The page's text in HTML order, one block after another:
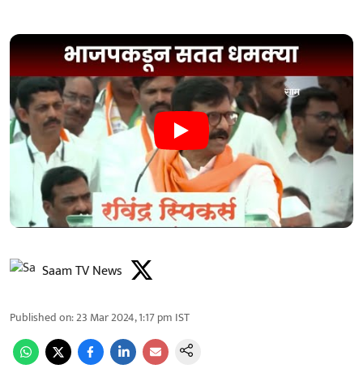
Saam TV News
Published on:23 Mar 2024, 1:17 pm IST